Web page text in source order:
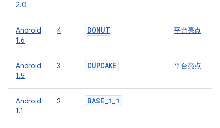
2.0
Android
1.6
4 DONUT 平台亮点
Android
1.5
3 CUPCAKE 平台亮点
Android
1.1
2 BASE_1_1